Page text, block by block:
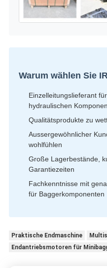
Warum wählen Sie
Einzelleitungslieferant
hydraulischen
Qualitätsprodukte zu
Aussergewöhnlicher
wohlfühlen
Große Lagerbestände,
Garantiezeiten
Fachkenntnisse mit
für Baggerkomponenten
Praktische Endmaschine
Endantriebsmotoren für